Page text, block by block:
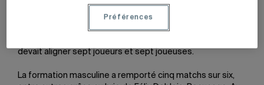
Les Citadins disputaient le troisième tournoi de
badminton de la saison, les 19 et 20 novembre, à
l’Université de Montréal. Ce tournoi était joué selon la
devait aligner sept joueurs et sept joueuses.
La formation masculine a remporté cinq matchs sur six,
Préférences